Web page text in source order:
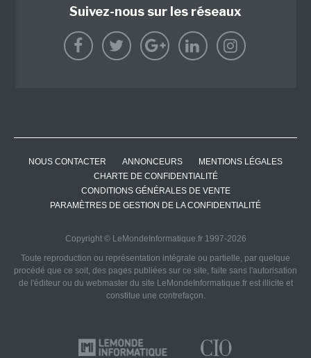
Suivez-nous sur les réseaux
NOUS CONTACTER ANNONCEURS
MENTIONS LÉGALES
CHARTE DE CONFIDENTIALITÉ
CONDITIONS GÉNÉRALES DE VENTE
PARAMÈTRES DE GESTION DE LA CONFIDENTIALITÉ
Copyright © LeMondeInformatique.fr 1997-2026
Toute reproduction ou représentation intégrale ou partielle, par quelque
procédé que ce soit, des pages publiées sur ce site, faite sans l'autorisation
de l'éditeur ou du webmaster du site LeMondeInformatique.fr est illicite et
constitue une contrefaçon.